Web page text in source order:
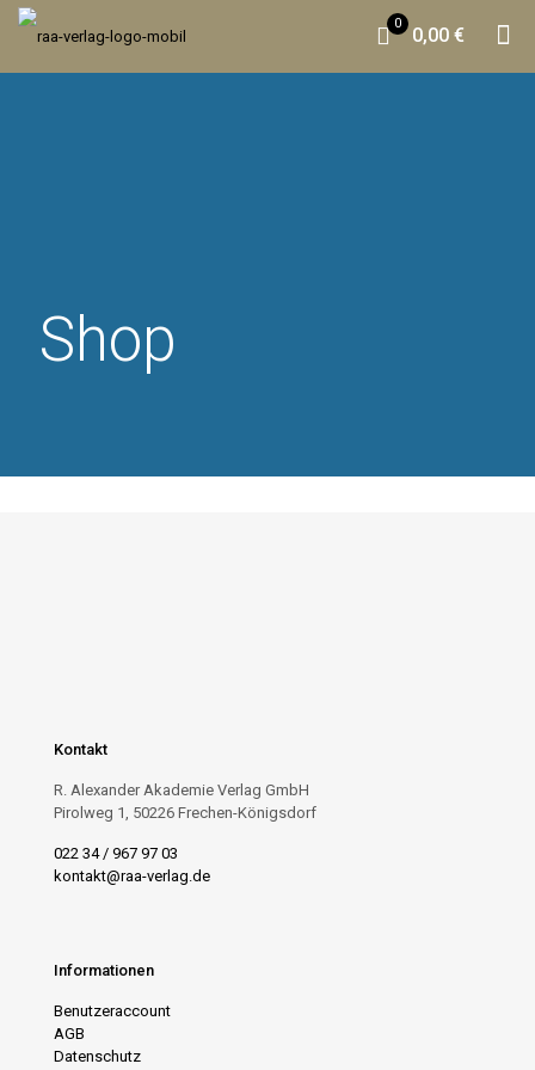
0
0,00 €
Shop
Kontakt
R. Alexander Akademie Verlag GmbH
Pirolweg 1, 50226 Frechen-Königsdorf
022 34 / 967 97 03
kontakt@raa-verlag.de
Informationen
Benutzeraccount
AGB
Datenschutz